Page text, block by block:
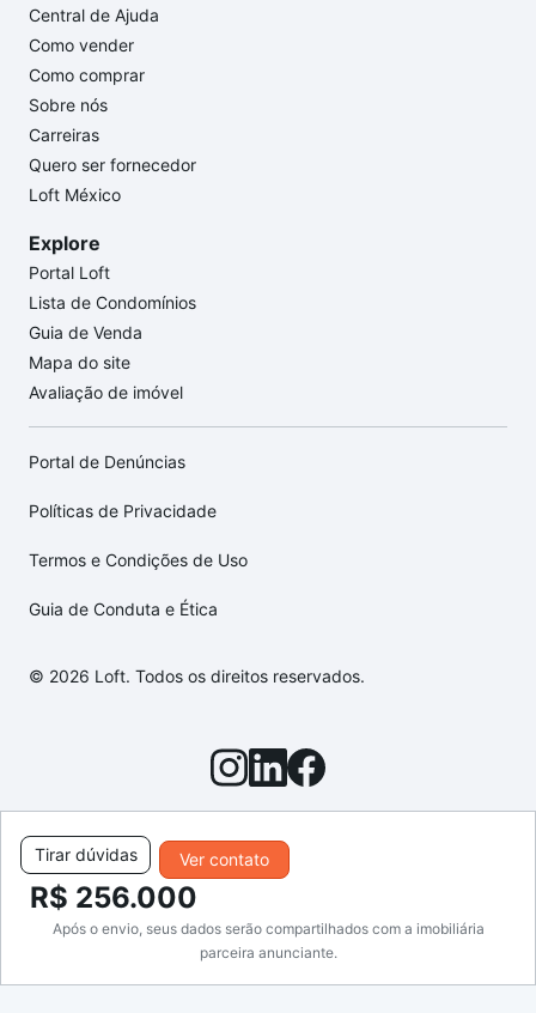
Ver contato
Tirar dúvidas
R$ 256.000
Após o envio, seus dados serão compartilhados com a imobiliária
parceira anunciante.
Central de Ajuda
Como vender
Como comprar
Sobre nós
Carreiras
Quero ser fornecedor
Loft México
Explore
Portal Loft
Lista de Condomínios
Guia de Venda
Mapa do site
Avaliação de imóvel
Portal de Denúncias
Políticas de Privacidade
Termos e Condições de Uso
Guia de Conduta e Ética
© 2026 Loft. Todos os direitos reservados.